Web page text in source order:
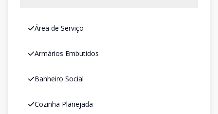
Área de Serviço
Armários Embutidos
Banheiro Social
Cozinha Planejada